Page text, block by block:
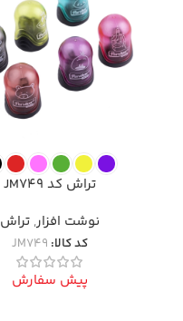
تراش کد JM749
نوشت افزار, تراش
کد کالا: JM749
پیش سفارش